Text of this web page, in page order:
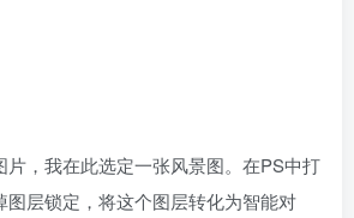
片，我在此选定一张风景图。在PS中打
图层锁定，将这个图层转化为智能对